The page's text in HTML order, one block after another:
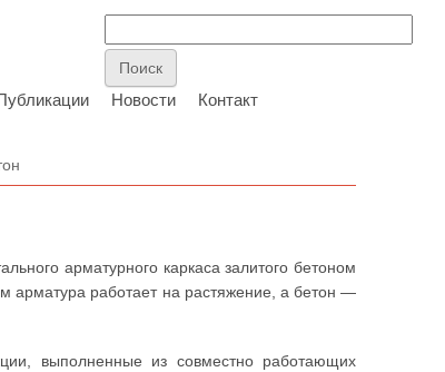
Новости Контакт
арматурного каркаса залитого бетоном
арматура работает на растяжение, а бетон —
выполненные из совместно работающих